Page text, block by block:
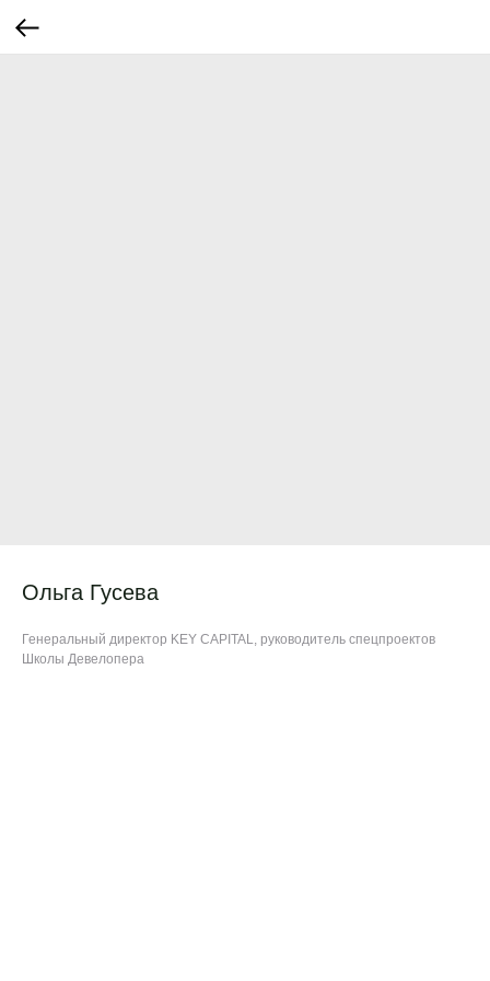
Ольга Гусева
Генеральный директор KEY CAPITAL, руководитель спецпроектов
Школы Девелопера